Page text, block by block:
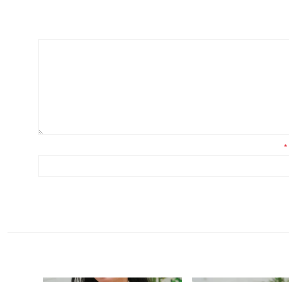
*